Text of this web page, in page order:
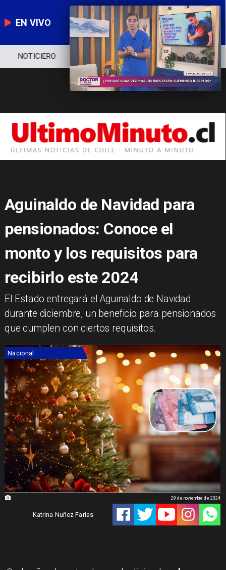
EN VIVO
NOTICIERO POLÍTICA ECONOMÍA
Aguinaldo de Navidad para
pensionados: Conoce el
monto y los requisitos para
recibirlo este 2024
​El Estado entregará el Aguinaldo de Navidad
durante diciembre, un beneficio para pensionados
que cumplen con ciertos requisitos.
Nacional
Katrina Nuñez Farias
29 de noviembre de 2024